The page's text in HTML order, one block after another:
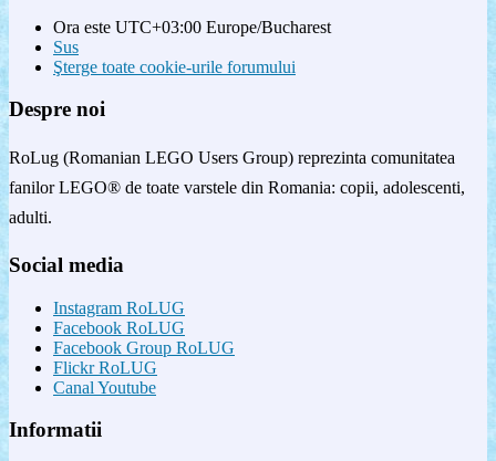
Ora este UTC+03:00 Europe/Bucharest
Sus
Şterge toate cookie-urile forumului
Despre noi
RoLug (Romanian LEGO Users Group) reprezinta comunitatea
fanilor LEGO® de toate varstele din Romania: copii, adolescenti,
adulti.
Social media
Instagram RoLUG
Facebook RoLUG
Facebook Group RoLUG
Flickr RoLUG
Canal Youtube
Informatii